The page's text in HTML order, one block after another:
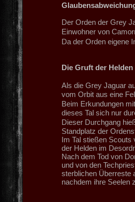
Der Orden der Grey
Einwohner von
Da der Orden eigene
Die Gruft der
Als die Grey Jaguar
vom Orbit aus eine
Beim Erkundungen
dieses Tal sich nur
Dieser Durchgang
Standplatz der
Im Tal stießen Scouts
der Helden im
Nach dem Tod von
und von den
sterblichen Überreste
nachdem ihre Seelen